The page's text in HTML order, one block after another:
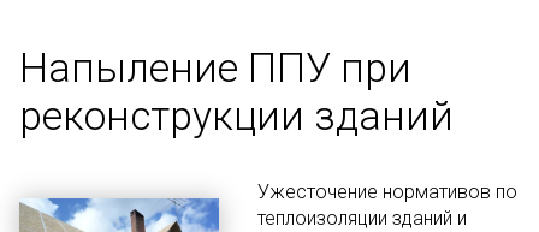
Напыление ППУ при
реконструкции зданий
Ужесточение нормативов по
теплоизоляции зданий и